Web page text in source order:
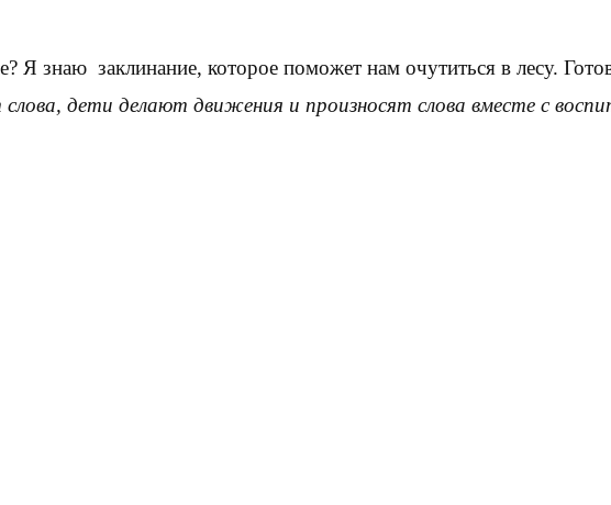
Я знаю заклинание, которое поможет нам очутиться в лесу.
дети делают движения и произносят слова вместе с